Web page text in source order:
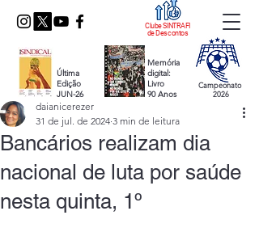
Clube SINTRAFI
de Descontos
Última
Edição
JUN-26
Memória
digital:
Livro
90 Anos
Campeonato
2026
Bancários realizam dia
nacional de luta por saúde
nesta quinta, 1º
daianicerezer
31 de jul. de 2024 3 min de leitura